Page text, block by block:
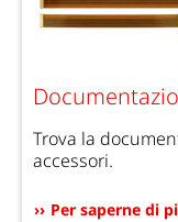
Trova la
accessori.
Per saperne di